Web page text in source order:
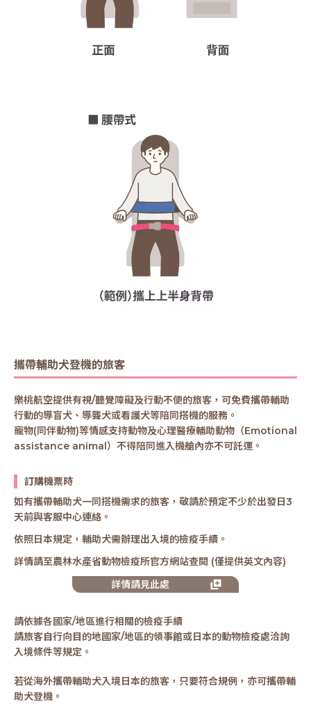
攜帶輔助犬登機的旅客
樂桃航空提供有視/聽覺障礙及行動不便的旅客，可免費攜帶輔助
行動的導盲犬、導聾犬或看護犬等陪同搭機的服務。
寵物(同伴動物)等情感支持動物及心理醫療輔助動物（Emotional
assistance animal）不得陪同進入機艙內亦不可託運。
訂購機票時
如有攜帶輔助犬一同搭機需求的旅客，敬請於預定不少於出發日3
天前與客服中心連絡。
依照日本規定，輔助犬需辦理出入境的檢疫手續。
詳情請至農林水產省動物檢疫所官方網站查閱 (僅提供英文內容)
詳情請見此處
請依據各國家/地區進行相關的檢疫手續
請旅客自行向目的地國家/地區的領事館或日本的動物檢疫處洽詢
入境條件等規定。
若從海外攜帶輔助犬入境日本的旅客，只要符合規例，亦可攜帶輔
助犬登機。